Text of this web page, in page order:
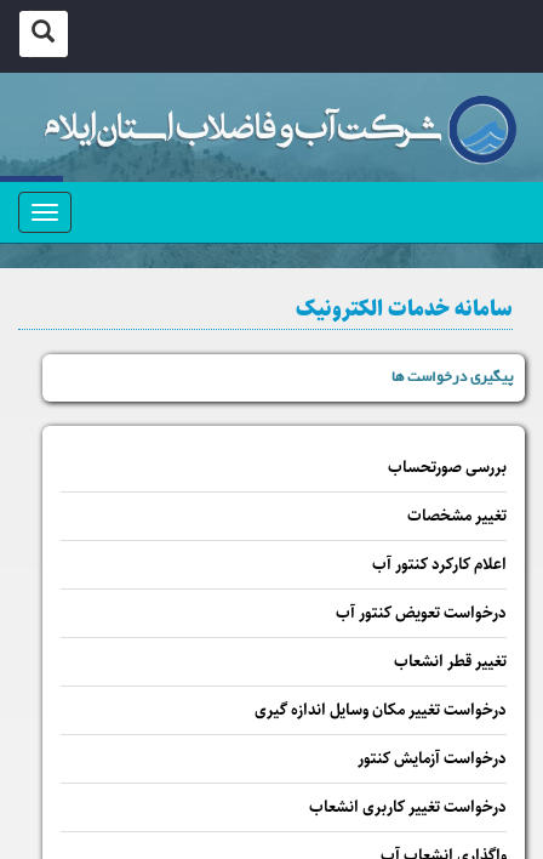
منو
سامانه خدمات الکترونیک
پیگیری درخواست ها
بررسی صورتحساب
تغییر مشخصات
اعلام کارکرد کنتور آب
درخواست تعویض کنتور آب
تغییر قطر انشعاب
درخواست تغییر مکان وسایل اندازه گیری
درخواست آزمایش کنتور
درخواست تغییر کاربری انشعاب